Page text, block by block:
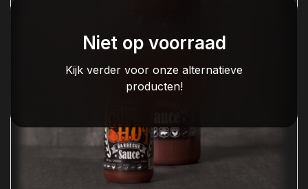
Niet op voorraad
Kijk verder voor onze alternatieve
producten!